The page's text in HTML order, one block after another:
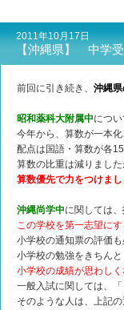
2011年10月17日
【沖縄県】 中学
前回に引き続き、 沖縄県
昭和薬科大附属中につ
今年から、算数が一本
配点は国語・算数が各
算数の比重は減りまし
算数優先で力をつけまし
沖縄尚学中に関しては、
この学校を第一志望にす
小学校の通知票の評価
小学校の勉強をきちん
小学校の成績が思わしく
一般入試に関しては、
そのような人は、上記